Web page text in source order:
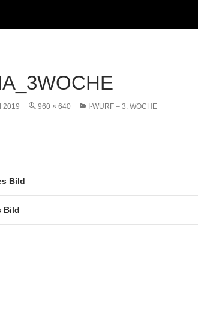
2019 960 × 640 I-WURF – 3. WOCHE
Bild
Bild